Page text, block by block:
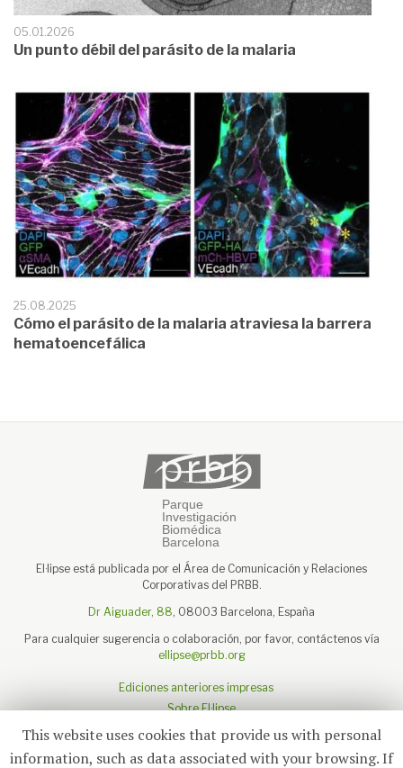
05.01.2026
Un punto débil del parásito de la malaria
25.08.2025
Cómo el parásito de la malaria atraviesa la barrera
hematoencefálica
El·lipse está publicada por el Área de Comunicación y Relaciones
Corporativas del PRBB.
Dr Aiguader, 88, 08003 Barcelona, España
Para cualquier sugerencia o colaboración, por favor, contáctenos vía
ellipse@prbb.org
Ediciones anteriores impresas
Sobre El·lipse
Sobre el PRBB
Aviso legal
This website uses cookies that provide us with personal
information, such as data associated with your browsing. If